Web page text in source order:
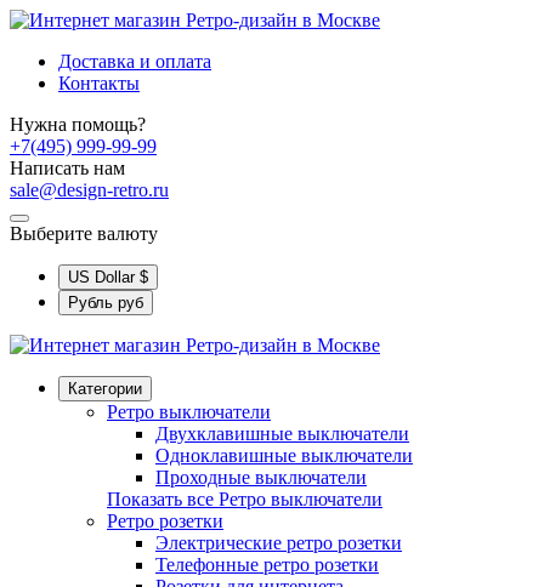
Доставка и оплата
Контакты
Нужна помощь?
+7(495) 999-99-99
Написать нам
sale@design-retro.ru
Выберите валюту
US Dollar $
Рубль руб
Категории
Ретро выключатели
Двухклавишные выключатели
Одноклавишные выключатели
Проходные выключатели
Показать все Ретро выключатели
Ретро розетки
Электрические ретро розетки
Телефонные ретро розетки